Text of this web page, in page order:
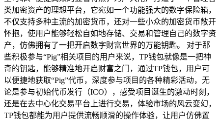
类加密资产的理想平台，它宛如一个功能强大的数字保险箱，
不仅支持多种主流的加密货币，还对一些小众的加密货币敞开
怀抱，使用户能够轻松自如地存储、交易和管理自己的数字资
产，仿佛拥有了一把开启数字财富世界的万能钥匙。 对于那
些积极参与“Pig”相关项目的用户来说，TP钱包就像是一把神
奇的钥匙，能够精准地开启财富之门，通过TP钱包，用户可
以便捷地获取“Pig”代币，深度参与项目的各种精彩活动，无
论是参与初始代币发行（ICO），感受项目诞生的激动时刻，
还是在去中心化交易平台上进行交易，体验市场的风云变幻，
TP钱包都能为用户提供流畅顺滑的操作体验，让用户仿佛置